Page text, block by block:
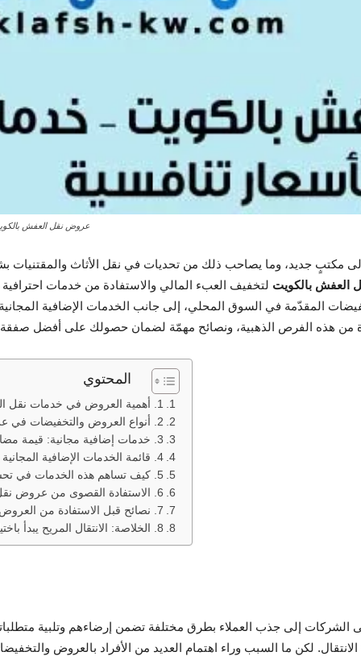
عروض نقل العفش
مكتبٍ جديد، وما يصاحب ذلك من تحديات في نقل الأثاث والمقتنيات
العفش بالكويت لتخفيف العبء المالي والاستفادة من خدمات
المقدّمة في السوق المحلي، إلى جانب الخدمات الإضافية
من هذه الفرص الذهبية، ونصائح مهمّة لضمان حصولك على أفضل
المحتوي
1. أهمية العروض في خدمات نقل العفش
2. أنواع العروض والتخفيضات في عروض نقل العفش بالكويت
3. خدمات إضافية مجانية: قيمة مضافة لمزيد من الراحة
4. قائمة الخدمات الإضافية المجانية بالتفصيل
5. كيف تساهم هذه الخدمات في تحسين تجربة النقل؟
6. الاستفادة القصوى من عروض نقل العفش بالكويت
7. نصائح قبل الاستفادة من العروض والتخفيضات
8. الخلاصة: الانتقال المريح يبدأ باختيار العرض المناسب
إلى جذب العملاء بطرق مختلفة تضمن إرضاءهم وتلبية
الانتقال. لكن ما السبب وراء اهتمام العديد من الأفراد بالعروض